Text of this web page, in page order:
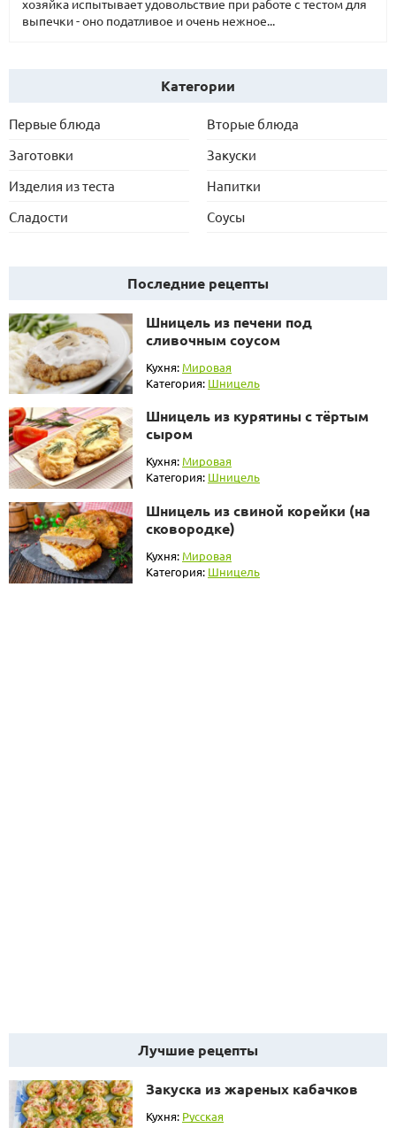
выпечки - оно податливое и очень нежное...
Категории
Первые блюда
Вторые блюда
Заготовки
Закуски
Изделия из теста
Напитки
Сладости
Соусы
Последние рецепты
Шницель из печени под
сливочным соусом
Кухня: Мировая
Категория: Шницель
Шницель из курятины с тёртым
сыром
Кухня:Мировая
Категория: Шницель
Шницель из свиной корейки (на
сковородке)
Кухня: Мировая
Категория: Шницель
Лучшие рецепты
Закуска из жареных кабачков
Кухня: Русская